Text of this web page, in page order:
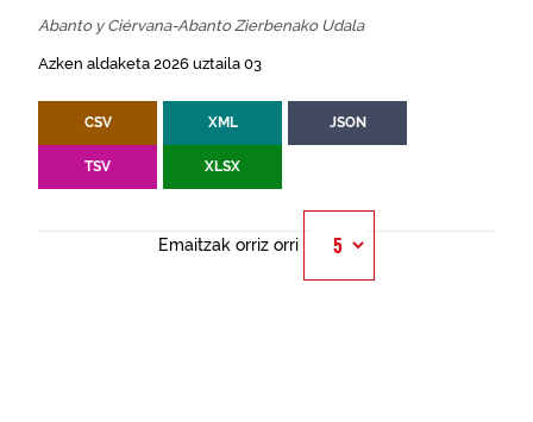
Abanto y Ciérvana-Abanto Zierbenako Udala
Azken aldaketa 2026 uztaila 03
CSV XML JSON
TSV XLSX
Emaitzak orriz orri